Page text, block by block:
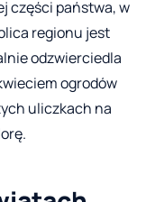
części państwa, w
regionu jest
odzwierciedla
ogrodów
uliczkach na